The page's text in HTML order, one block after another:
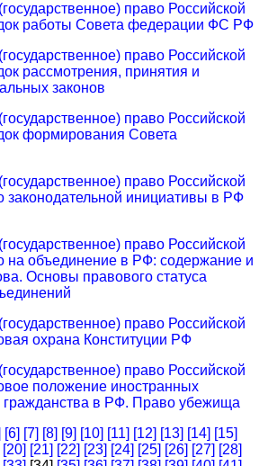
право Российской
работы Совета федерации ФС РФ
право Российской
рассмотрения, принятия и
законов
право Российской
формирования Совета
право Российской
инициативы в РФ
право Российской
на объединение в РФ: содержание и
Основы правового статуса
право Российской
охрана Конституции РФ
право Российской
положение иностранных
гражданства в РФ. Право убежища
[6] [7] [8] [9] [10] [11] [12] [13] [14] [15]
[20] [21] [22] [23] [24] [25] [26] [27] [28]